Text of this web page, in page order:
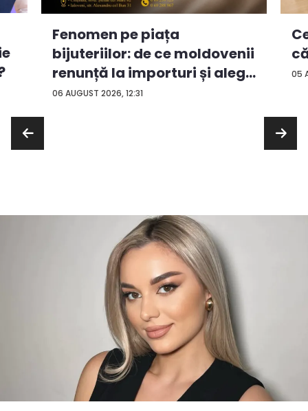
06 AUGUST 2026, 12:31
Fenomen pe piața
bijuteriilor: de ce moldovenii
renunță la importuri și aleg
...
05